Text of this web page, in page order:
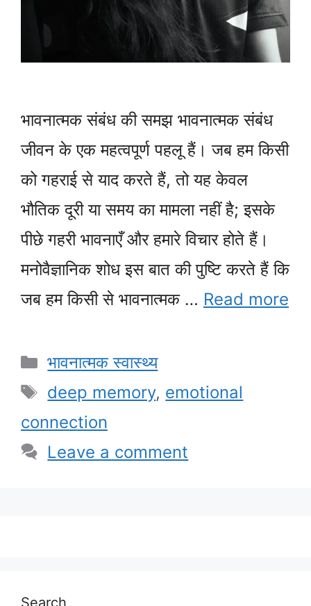
भावनात्मक संबंध की समझ भावनात्मक संबंध
जीवन के एक महत्वपूर्ण पहलू हैं। जब हम किसी
को गहराई से याद करते हैं, तो यह केवल
भौतिक दूरी या समय का मामला नहीं है; इसके
पीछे गहरी भावनाएँ और हमारे विचार होते हैं।
मनोवैज्ञानिक शोध इस बात की पुष्टि करते हैं कि
जब हम किसी से भावनात्मक … Read more
Categories
भावनात्मक स्वास्थ्य
Tags
deep memory, emotional
connection
Leave a comment
Search